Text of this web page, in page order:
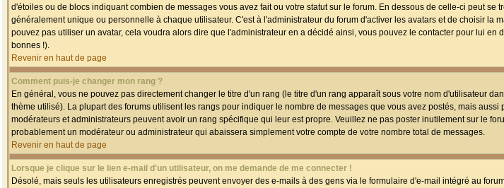
d'étoiles ou de blocs indiquant combien de messages vous avez fait ou votre statut sur le forum. En dessous de celle-ci peut se
généralement unique ou personnelle à chaque utilisateur. C'est à l'administrateur du forum d'activer les avatars et de choisir la
pouvez pas utiliser un avatar, cela voudra alors dire que l'administrateur en a décidé ainsi, vous pouvez le contacter pour lui en
bonnes !).
Revenir en haut de page
Comment puis-je changer mon rang ?
En général, vous ne pouvez pas directement changer le titre d'un rang (le titre d'un rang apparaît sous votre nom d'utilisateur
thème utilisé). La plupart des forums utilisent les rangs pour indiquer le nombre de messages que vous avez postés, mais
modérateurs et administrateurs peuvent avoir un rang spécifique qui leur est propre. Veuillez ne pas poster inutilement sur le
probablement un modérateur ou administrateur qui abaissera simplement votre compte de votre nombre total de messages.
Revenir en haut de page
Lorsque je clique sur le lien e-mail d'un utilisateur, on me demande de me connecter !
Désolé, mais seuls les utilisateurs enregistrés peuvent envoyer des e-mails à des gens via le formulaire d'e-mail intégré au